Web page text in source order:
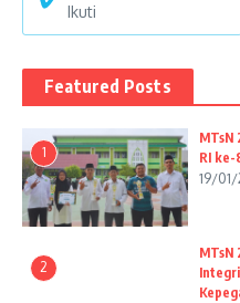
Ikuti
Featured Posts
1
MTsN
RI ke-
19/
2
MTsN